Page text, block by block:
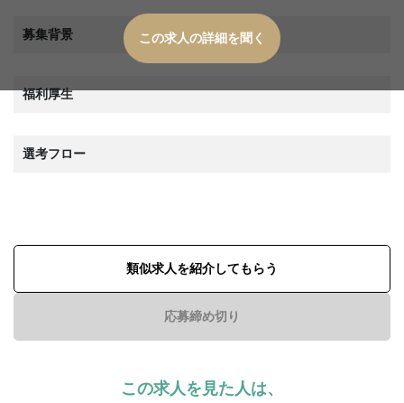
この求人の詳細を聞く
募集背景
福利厚生
選考フロー
類似求人を紹介してもらう
応募締め切り
この求人を見た人は、